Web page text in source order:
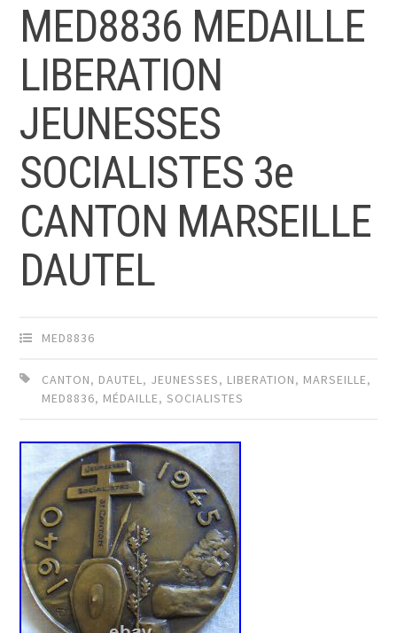
MED8836 MEDAILLE
LIBERATION
JEUNESSES
SOCIALISTES 3e
CANTON MARSEILLE
DAUTEL
MED8836
CANTON, DAUTEL, JEUNESSES, LIBERATION, MARSEILLE,
MED8836, MÉDAILLE,SOCIALISTES